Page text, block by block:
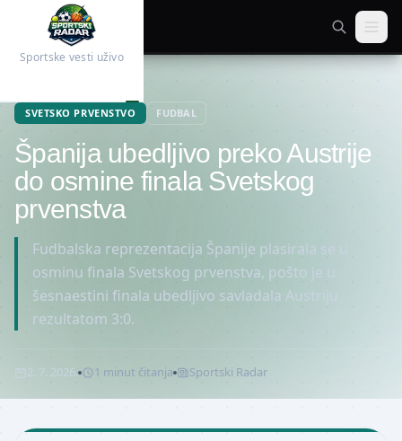
Sportske vesti uživo
SVETSKO PRVENSTVO FUDBAL
Španija ubedljivo preko Austrije
do osmine finala Svetskog
prvenstva
Fudbalska reprezentacija Španije plasirala se u
osminu finala Svetskog prvenstva, pošto je u
šesnaestini finala ubedljivo savladala Austriju
rezultatom 3:0.
2. 7. 2026. 1 minut čitanja Sportski Radar